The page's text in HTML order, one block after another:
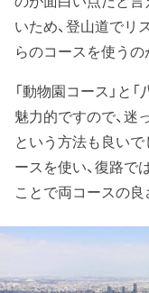
いため、登山道でリ
らのコースを使うの
「動物園コース」と
魅力的ですので、迷
という方法も良い
ースを使い、復路で
ことで両コースの良